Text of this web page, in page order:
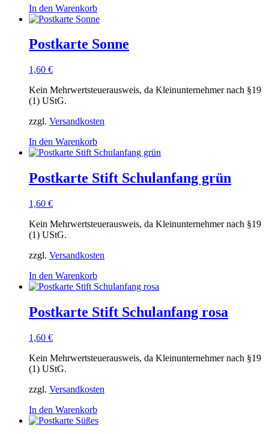
In den Warenkorb
Postkarte Sonne
1,60 €
Kein Mehrwertsteuerausweis, da Kleinunternehmer nach §19
(1) UStG.
zzgl. Versandkosten
In den Warenkorb
Postkarte Stift Schulanfang grün
1,60 €
Kein Mehrwertsteuerausweis, da Kleinunternehmer nach §19
(1) UStG.
zzgl. Versandkosten
In den Warenkorb
Postkarte Stift Schulanfang rosa
1,60 €
Kein Mehrwertsteuerausweis, da Kleinunternehmer nach §19
(1) UStG.
zzgl. Versandkosten
In den Warenkorb